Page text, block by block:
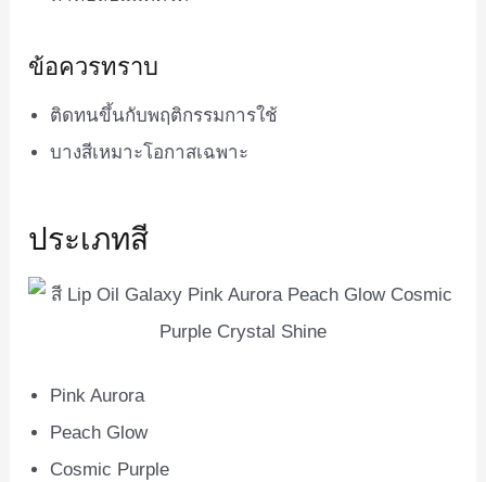
ข้อควรทราบ
ติดทนขึ้นกับพฤติกรรมการใช้
บางสีเหมาะโอกาสเฉพาะ
ประเภทสี
Pink Aurora
Peach Glow
Cosmic Purple